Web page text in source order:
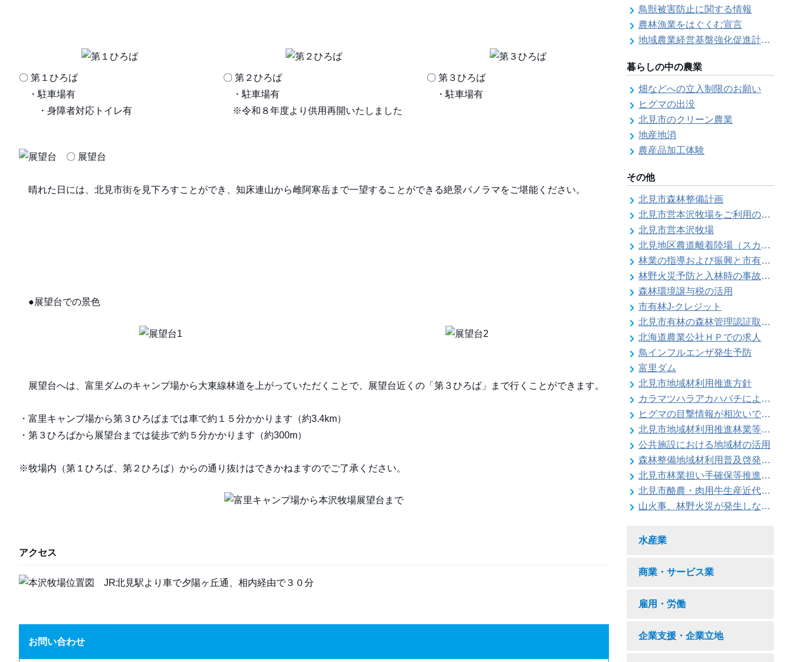
〇 第１ひろば
・駐車場有
・身障者対応トイレ有
〇 第２ひろば
・駐車場有
※令和８年度より供用再開いたしました
〇 第３ひろば
・駐車場有
〇 展望台
晴れた日には、北見市街を見下ろすことができ、知床連山から雌阿寒岳まで一望することができる絶景パノラマをご堪能ください。
●展望台での景色
展望台へは、富里ダムのキャンプ場から大東線林道を上がっていただくことで、展望台近くの「第３ひろば」まで行くことができます。
・富里キャンプ場から第３ひろばまでは車で約１５分かかります（約3.4km）
・第３ひろばから展望台までは徒歩で約５分かかります（約300m）
※牧場内（第１ひろば、第２ひろば）からの通り抜けはできかねますのでご了承ください。
アクセス
JR北見駅より車で夕陽ヶ丘通、相内経由で３０分
お問い合わせ
鳥獣被害防止に関する情報
農林漁業をはぐくむ宣言
地域農業経営基盤強化促進計画（地域計画）について
暮らしの中の農業
畑などへの立入制限のお願い
ヒグマの出没
北見市のクリーン農業
地産地消
農産品加工体験
その他
北見市森林整備計画
北見市営本沢牧場をご利用の皆様へ（畜主向け）
北見市営本沢牧場
北見地区農道離着陸場（スカイポートきたみ）
林業の指導および振興と市有林の経営維持管理
林野火災予防と入林時の事故防止
森林環境譲与税の活用
市有林J-クレジット
北見市有林の森林管理認証取得状況
北海道農業公社ＨＰでの求人
鳥インフルエンザ発生予防
富里ダム
北見市地域材利用推進方針
カラマツハラアカハバチによりカラマツ類の葉の食害被害が発生することがあります
ヒグマの目撃情報が相次いでいます【留辺蘂自治区】
北見市地域材利用推進林業等振興対策事業
公共施設における地域材の活用
森林整備地域材利用普及啓発事業
北見市林業担い手確保等推進対策事業
北見市酪農・肉用牛生産近代化計画
山火事、林野火災が発生しないように注意しましょう
水産業
商業・サービス業
雇用・労働
企業支援・企業立地